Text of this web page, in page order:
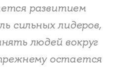
развитием
сильных лидеров,
людей вокруг
остается